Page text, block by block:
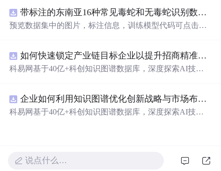
ity IDs）以
带标注的东南亚16种常见毒蛇和无毒蛇识别数据集， 识别率73.4%，7593张图，支持yolo
预览数据集中的图片，标注信息，训练模型代码可点击查
免费咨询，主页获取作者联系方式
如何快速锁定产业链目标企业以提升招商精准度？.docx
科易网基于40亿+科创知识图谱数据库，深度探索AI技术
新领域的AI+数智化解决方案，推动科技创新与产业创新
智能化发展。
企业如何利用知识图谱优化创新战略与市场布局？.docx
科易网基于40亿+科创知识图谱数据库，深度探索AI技术
说点什么…